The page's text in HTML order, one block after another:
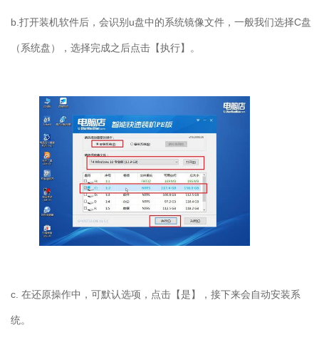
b.打开装机软件后，会识别u盘中的系统镜像文件，一般我们选择C盘
（系统盘），选择完成之后点击【执行】。
c. 在还原操作中，可默认选项，点击【是】，接下来会自动安装系
统。